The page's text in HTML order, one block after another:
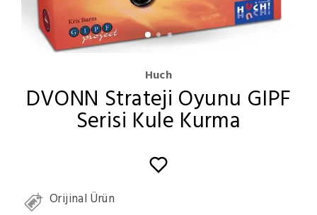
Huch
DVONN Strateji Oyunu GIPF
Serisi Kule Kurma
Orijinal Ürün